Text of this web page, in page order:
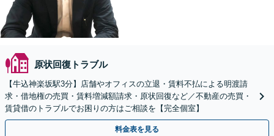
原状回復トラブル
【牛込神楽坂駅3分】店舗やオフィスの立退・賃料不払による明渡請
求・借地権の売買・賃料増減額請求・原状回復など／不動産の売買・
賃貸借のトラブルでお困りの方はご相談を【完全個室】
料金表を見る